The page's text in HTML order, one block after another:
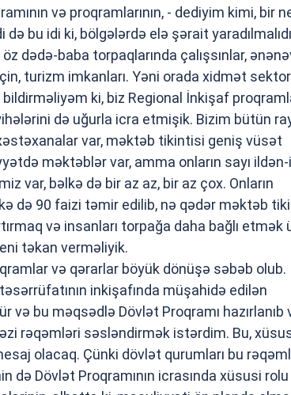
və proqramlarının, - dediyim kimi, bir
bu idi ki, bölgələrdə elə şərait
dədə-baba torpaqlarında çalışsınlar,
turizm imkanları. Yəni orada xidmət
ki, biz Regional İnkişaf
də uğurla icra etmişik. Bizim bütün
var, məktəb tikintisi geniş vüsət
məktəblər var, amma onların sayı
var, bəlkə də bir az az, bir az çox. Onların
də 90 faizi təmir edilib, nə qədər məktəb
və insanları torpağa daha bağlı etmək
təkan verməliyik.
və qərarlar böyük dönüşə səbəb olub.
inkişafında müşahidə edilən
və bu məqsədlə Dövlət Proqramı hazırlanıb
rəqəmləri səsləndirmək istərdim. Bu,
olacaq. Çünki dövlət qurumları bu
də Dövlət Proqramının icrasında xüsusi rolu